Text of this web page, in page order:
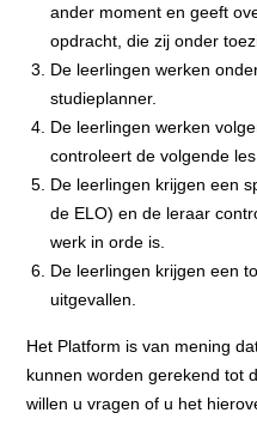
ander moment en geeft
opdracht, die zij onder
De leerlingen werken
studieplanner.
De leerlingen werken
controleert de volgende
De leerlingen krijgen een
de ELO) en de leraar
werk in orde is.
De leerlingen krijgen een
uitgevallen.
Het Platform is van mening
kunnen worden gerekend tot
willen u vragen of u het